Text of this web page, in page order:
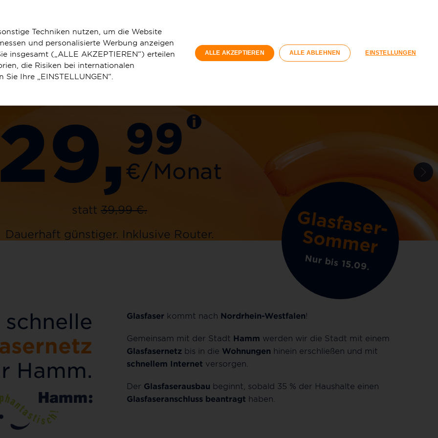
Registrieren
150 Mbit/s
29,99
€/Monat
statt 39,99 €.
Dauerhaft günstiger. Inklusive Router. G
la
s
fa
s
e
r
-
S
o
m
m
e
r
Nur bis 15.09.
schnelle
Hamm.
Glasfaser kommt nach Nordrhein-Westfalen!
Gemeinsam mit der Stadt Hamm werden wir die Stadt mit einem
Glasfasernetz bis in die Wohnungen hinein erschließen und mit
schnellem Internet versorgen.
Der Glasfaserausbau beginnt, sobald 35 % der Haushalte einen
Glasfaseranschluss beantragt haben.
Techniken nutzen, um die Website
und personalisierte Werbung anzeigen
insgesamt („ALLE AKZEPTIEREN“) erteilen
die Risiken bei internationalen
Ihre „EINSTELLUNGEN“.
ALLE AKZEPTIEREN ALLE ABLEHNEN EINSTELLUNGEN